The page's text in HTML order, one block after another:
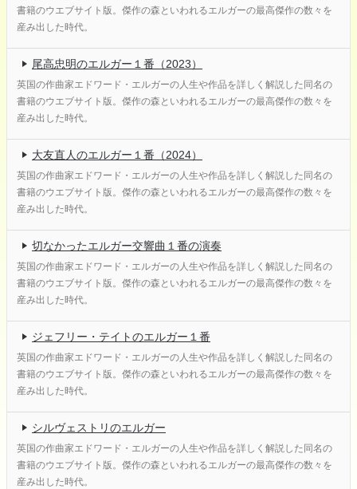
書籍のウエブサイト版。傑作の森といわれるエルガーの最高傑作の数々を
産み出した時代。
尾高忠明のエルガー１番（2023）
英国の作曲家エドワード・エルガーの人生や作品を詳しく解説した同名の
書籍のウエブサイト版。傑作の森といわれるエルガーの最高傑作の数々を
産み出した時代。
大友直人のエルガー１番（2024）
英国の作曲家エドワード・エルガーの人生や作品を詳しく解説した同名の
書籍のウエブサイト版。傑作の森といわれるエルガーの最高傑作の数々を
産み出した時代。
切なかったエルガー交響曲１番の演奏
英国の作曲家エドワード・エルガーの人生や作品を詳しく解説した同名の
書籍のウエブサイト版。傑作の森といわれるエルガーの最高傑作の数々を
産み出した時代。
ジェフリー・テイトのエルガー１番
英国の作曲家エドワード・エルガーの人生や作品を詳しく解説した同名の
書籍のウエブサイト版。傑作の森といわれるエルガーの最高傑作の数々を
産み出した時代。
シルヴェストリのエルガー
英国の作曲家エドワード・エルガーの人生や作品を詳しく解説した同名の
書籍のウエブサイト版。傑作の森といわれるエルガーの最高傑作の数々を
産み出した時代。